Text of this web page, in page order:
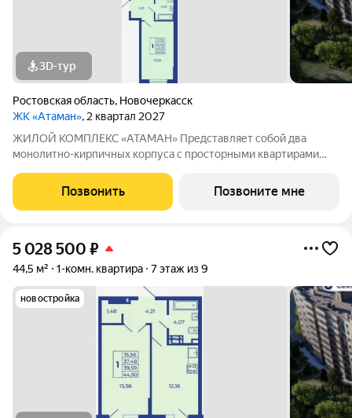
3D-тур
Ростовская область, Новочеркасск
ЖК «Атаман», 2 квартал 2027
ЖИЛОЙ КОМПЛЕКС «АТАМАН» Представляет собой два
монолитно-кирпичных корпуса с просторными квартирами
территории организовано озеленение, детские и спортивные
площадки с зонами для отдыха. Рядом
Позвонить Позвоните мне
5 028 500 ₽
44,5 м² 1-комн. квартира 7 этаж из 9
новостройка